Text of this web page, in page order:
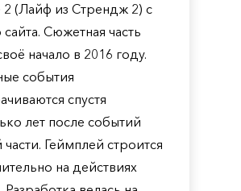
2 (Лайф из Стрендж 2) с
Сюжетная часть
начало в 2016 году.
события
спустя
лет после событий
Геймплей строится
на действиях